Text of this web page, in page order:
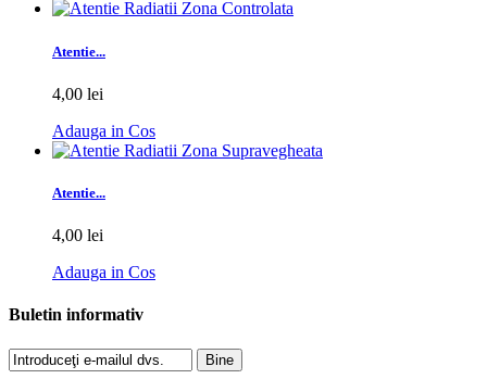
Atentie...
4,00 lei
Adauga in Cos
Atentie...
4,00 lei
Adauga in Cos
Buletin informativ
Bine